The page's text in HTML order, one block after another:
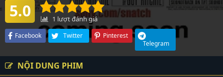
5.0 1 lượt đánh giá
Facebook Twitter
Pinterest
Telegram
NỘI DUNG PHIM